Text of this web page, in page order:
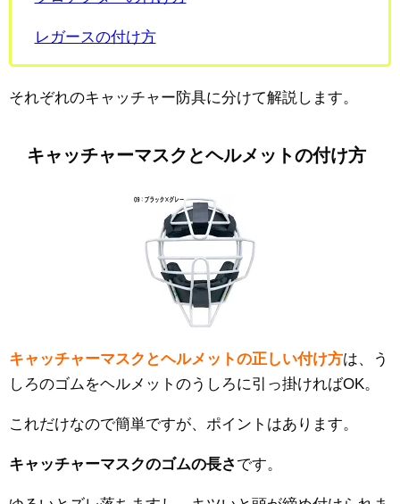
レガースの付け方
それぞれのキャッチャー防具に分けて解説します。
キャッチャーマスクとヘルメットの付け方
キャッチャーマスクとヘルメットの正しい付け方は、う
しろのゴムをヘルメットのうしろに引っ掛ければOK。
これだけなので簡単ですが、ポイントはあります。
キャッチャーマスクのゴムの長さです。